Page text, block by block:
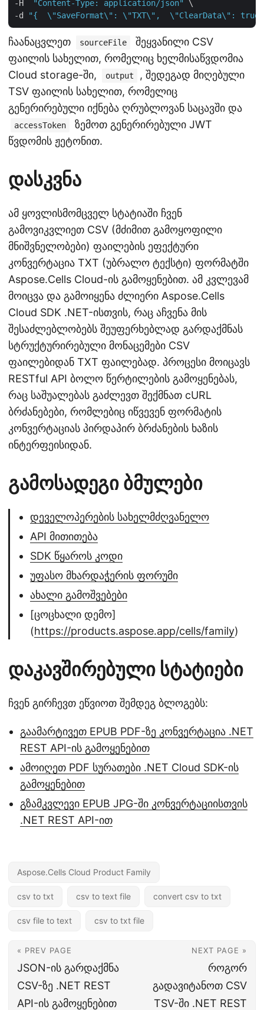
-H "Content-Type: application/json"
\
-d
"{  \"SaveFormat\": \"TXT\",  \"ClearData\": true,
ჩაანაცვლეთ sourceFile
შეყვანილი CSV
ფაილის სახელით, რომელიც ხელმისაწვდომია
Cloud storage-ში,
output
, შედეგად მიღებული
TSV ფაილის სახელით, რომელიც
გენერირებული იქნება ღრუბლოვან საცავში და
accessToken
ზემოთ გენერირებული JWT
წვდომის ჟეტონით.
დასკვნა
ამ ყოვლისმომცველ სტატიაში ჩვენ
გამოვიკვლიეთ CSV (მძიმით გამოყოფილი
მნიშვნელობები) ფაილების ეფექტური
კონვერტაცია TXT (უბრალო ტექსტი) ფორმატში
Aspose.Cells Cloud-ის გამოყენებით. ამ კვლევამ
მოიცვა და გამოიყენა ძლიერი Aspose.Cells
Cloud SDK .NET-ისთვის, რაც აჩვენა მის
შესაძლებლობებს შეუფერხებლად გარდაქმნას
სტრუქტურირებული მონაცემები CSV
ფაილებიდან TXT ფაილებად. პროცესი მოიცავს
RESTful API ბოლო წერტილების გამოყენებას,
რაც საშუალებას გაძლევთ შექმნათ cURL
ბრძანებები, რომლებიც იწვევენ ფორმატის
კონვერტაციას პირდაპირ ბრძანების ხაზის
ინტერფეისიდან.
გამოსადეგი ბმულები
დეველოპერების სახელმძღვანელო
API მითითება
SDK წყაროს კოდი
უფასო მხარდაჭერის ფორუმი
ახალი გამოშვებები
[ცოცხალი დემო]
(https://products.aspose.app/cells/family)
დაკავშირებული სტატიები
ჩვენ გირჩევთ ეწვიოთ შემდეგ ბლოგებს:
გაამარტივეთ EPUB PDF-ზე კონვერტაცია .NET
REST API-ის გამოყენებით
ამოიღეთ PDF სურათები .NET Cloud SDK-ის
გამოყენებით
გზამკვლევი EPUB JPG-ში კონვერტაციისთვის
.NET REST API-ით
Aspose.Cells Cloud Product Family
csv to txt csv to text file convert csv to txt
csv file to text csv to txt file
« PREV PAGE
JSON-ის გარდაქმნა
CSV-ზე .NET REST
API-ის გამოყენებით
NEXT PAGE »
როგორ
გადავიტანოთ CSV
TSV-ში .NET REST